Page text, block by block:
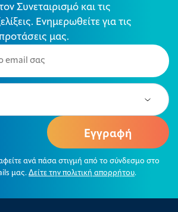
Συνεταιρισμό και τις
Ενημερωθείτε για τις
μας.
ανά πάσα στιγμή από το σύνδεσμο στο
μας. Δείτε την πολιτική απορρήτου.